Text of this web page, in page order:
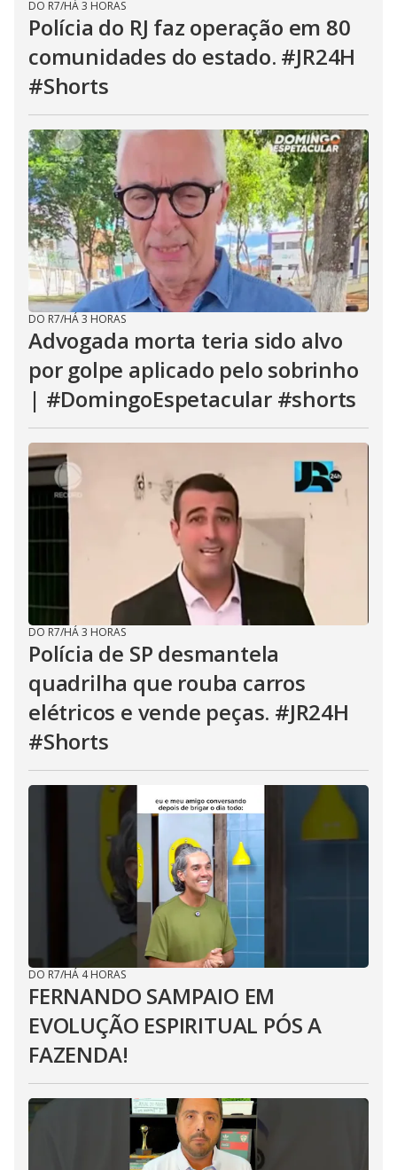
DO R7/HÁ 3 HORAS
Polícia do RJ faz operação em 80
comunidades do estado. #JR24H
#Shorts
DO R7/HÁ 3 HORAS
Advogada morta teria sido alvo
por golpe aplicado pelo sobrinho
| #DomingoEspetacular #shorts
DO R7/HÁ 3 HORAS
Polícia de SP desmantela
quadrilha que rouba carros
elétricos e vende peças. #JR24H
#Shorts
DO R7/HÁ 4 HORAS
FERNANDO SAMPAIO EM
EVOLUÇÃO ESPIRITUAL PÓS A
FAZENDA!